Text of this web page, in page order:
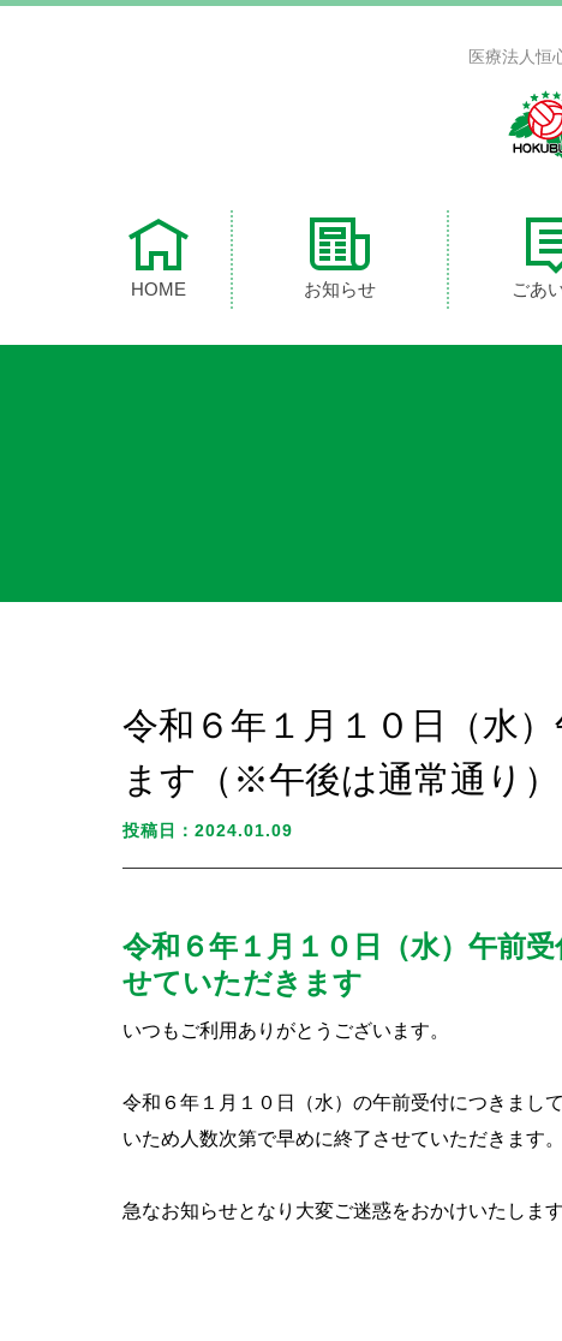
医療法人恒
HOME お知らせ ごあ
令和６年１月１０日（水
ます（※午後は通常通り）
投稿日：2024.01.09
令和６年１月１０日（水）午前
せていただきます
いつもご利用ありがとうございます。
令和６年１月１０日（水）の午前受付につきまし
いため人数次第で早めに終了させていただきます。
急なお知らせとなり大変ご迷惑をおかけいたしま